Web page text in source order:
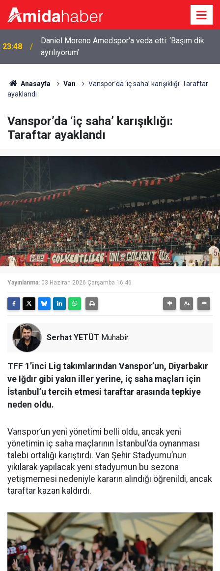
23:48
Daniel Moreno Amedspor’a veda etti: ‘Başım dik
ayrılıyorum’
Anasayfa Van
Vanspor’da ‘iç saha’ karışıklığı: Taraftar
ayaklandı
Vanspor’da ‘iç saha’ karışıklığı:
Taraftar ayaklandı
Yayınlanma: 03 Haziran 2026 Çarşamba 16:46
Serhat YETÜT Muhabir
TFF 1’inci Lig takımlarından Vanspor’un, Diyarbakır
ve Iğdır gibi yakın iller yerine, iç saha maçları için
İstanbul’u tercih etmesi taraftar arasında tepkiye
neden oldu.
Vanspor’un yeni yönetimi belli oldu, ancak yeni
yönetimin iç saha maçlarının İstanbul’da oynanması
talebi ortalığı karıştırdı. Van Şehir Stadyumu’nun
yıkılarak yapılacak yeni stadyumun bu sezona
yetişmemesi nedeniyle kararın alındığı öğrenildi, ancak
taraftar kazan kaldırdı.